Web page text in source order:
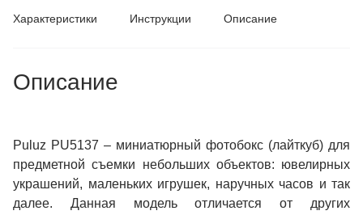
Характеристики Инструкции Описание
Описание
Puluz PU5137 – миниатюрный фотобокс (лайткуб) для
предметной съемки небольших объектов: ювелирных
украшений, маленьких игрушек, наручных часов и так
далее. Данная модель отличается от других